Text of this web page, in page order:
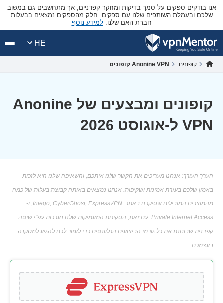
אנו בודקים ספקים על סמך בדיקות ומחקר קפדניים, אך מתחשבים גם במשוב
שלכם ובעמלת השותפים שלנו עם ספקים. חלק מהספקים נמצאים בבעלות
חברת האם שלנו.למידע נוסף
HE
קופונים Anonine VPN קופונים
קופונים ומבצעים של Anonine
VPN ל-אוגוסט 2026
הערך העורך: אנחנו מעריכים את הקשר שלנו איתכם, והשאיפה שלנו היא לזכות
באמון שלכם בעזרת אמינות ושקיפות. אנחנו נמצאים באותה קבוצת בעלות של כמה
מהמוצרים המובילים שסיקרנו באתר: Intego, CyberGhost, ExpressVPN, ו-
Private Internet Access. עם זאת, הסקירות המעמיקות שלנו נערכות עפ"י שיטה
קפדנית שבוחנת את כל גורמי הביצועים הרלוונטים כדי לעזור לכם להגיע למסקנה
בעצמכם.